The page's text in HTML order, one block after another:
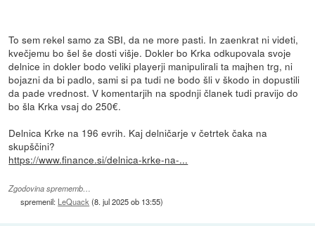
To sem rekel samo za SBI, da ne more pasti. In zaenkrat ni videti,
kvečjemu bo šel še dosti višje. Dokler bo Krka odkupovala svoje
delnice in dokler bodo veliki playerji manipulirali ta majhen trg, ni
bojazni da bi padlo, sami si pa tudi ne bodo šli v škodo in dopustili
da pade vrednost. V komentarjih na spodnji članek tudi pravijo do
bo šla Krka vsaj do 250€.
Delnica Krke na 196 evrih. Kaj delničarje v četrtek čaka na
skupščini?
https://www.finance.si/delnica-krke-na-...
Zgodovina sprememb…
spremenil: LeQuack(8. jul 2025 ob 13:55)